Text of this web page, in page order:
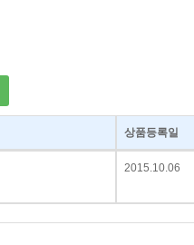
상품등록일
2015.10.06